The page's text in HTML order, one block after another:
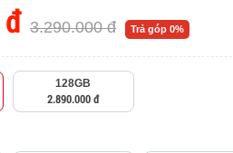
3.290.000 đ Trả góp 0%
128GB
2.890.000 đ